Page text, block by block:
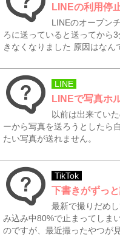
LINEの利用停
LINEのオープン
ろに送っていると送ってから
きなくなりました 原因はなん
LINE
LINEで写真ホ
以前は出来てい
ーから写真を送ろうとしたら
たい写真が送れません。
TikTok
下書きがずっ
最新で撮りだめ
み込み中80%で止まってしま
のですが、最近撮ったやつが